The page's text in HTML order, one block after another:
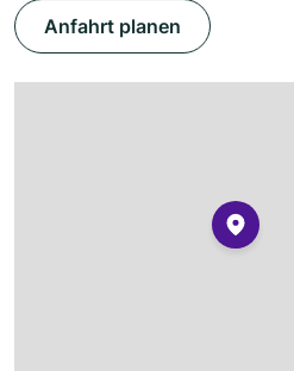
Anfahrt planen